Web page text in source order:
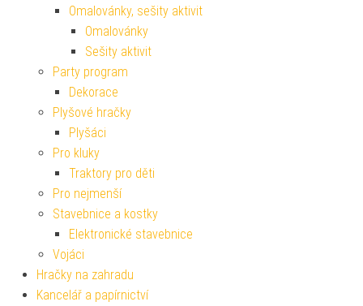
Omalovánky, sešity aktivit
Omalovánky
Sešity aktivit
Party program
Dekorace
Plyšové hračky
Plyšáci
Pro kluky
Traktory pro děti
Pro nejmenší
Stavebnice a kostky
Elektronické stavebnice
Vojáci
Hračky na zahradu
Kancelář a papírnictví